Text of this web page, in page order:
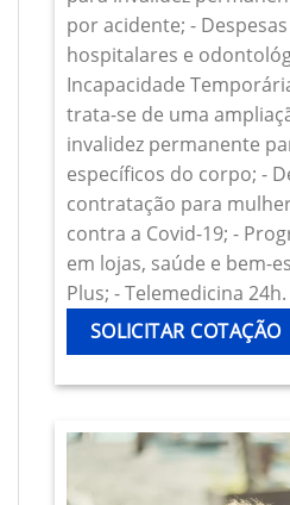
por acidente; -
hospitalares e
Incapacidade
trata-se de uma
invalidez permanente
específicos do corpo; -
contratação para
contra a Covid-19; -
em lojas, saúde e bem-
Plus; - Telemedicina 24h.
SOLICITAR COTAÇÃO